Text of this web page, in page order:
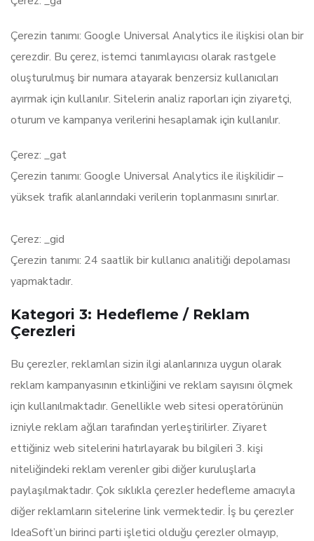
Çerezin tanımı: Google Universal Analytics ile ilişkisi olan bir
çerezdir. Bu çerez, istemci tanımlayıcısı olarak rastgele
oluşturulmuş bir numara atayarak benzersiz kullanıcıları
ayırmak için kullanılır. Sitelerin analiz raporları için ziyaretçi,
oturum ve kampanya verilerini hesaplamak için kullanılır.
Çerez: _gat
Çerezin tanımı: Google Universal Analytics ile ilişkilidir –
yüksek trafik alanlarındaki verilerin toplanmasını sınırlar.
Çerez: _gid
Çerezin tanımı: 24 saatlik bir kullanıcı analitiği depolaması
yapmaktadır.
Kategori 3: Hedefleme / Reklam
Çerezleri
Bu çerezler, reklamları sizin ilgi alanlarınıza uygun olarak
reklam kampanyasının etkinliğini ve reklam sayısını ölçmek
için kullanılmaktadır. Genellikle web sitesi operatörünün
izniyle reklam ağları tarafından yerleştirilirler. Ziyaret
ettiğiniz web sitelerini hatırlayarak bu bilgileri 3. kişi
niteliğindeki reklam verenler gibi diğer kuruluşlarla
paylaşılmaktadır. Çok sıklıkla çerezler hedefleme amacıyla
diğer reklamların sitelerine link vermektedir. İş bu çerezler
IdeaSoft’un birinci parti işletici olduğu çerezler olmayıp,